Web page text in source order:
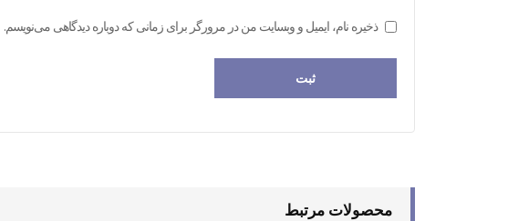
ذخیره نام، ایمیل و وبسایت من در مرورگر برای زمانی که دوباره دیدگاهی می‌نویسم.
محصولات مرتبط